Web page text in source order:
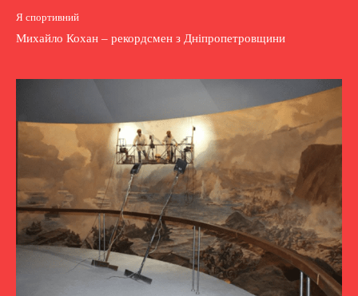
Я спортивний
Михайло Кохан – рекордсмен з Дніпропетровщини